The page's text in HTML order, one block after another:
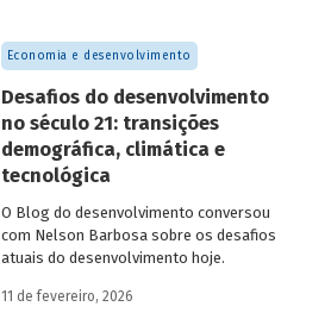
pesquisas de avaliação dos riscos
mundiais para o ano em curso e para dois
Economia e desenvolvimento
Desafios do desenvolvimento
no século 21: transições
demográfica, climática e
tecnológica
O Blog do desenvolvimento conversou
com Nelson Barbosa sobre os desafios
atuais do desenvolvimento hoje.
11 de fevereiro, 2026